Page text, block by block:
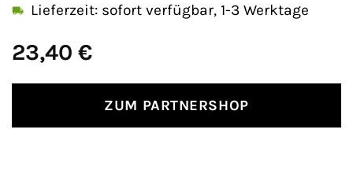
23,40 €
Lieferzeit: sofort verfügbar, 1-3 Werktage
ZUM PARTNERSHOP